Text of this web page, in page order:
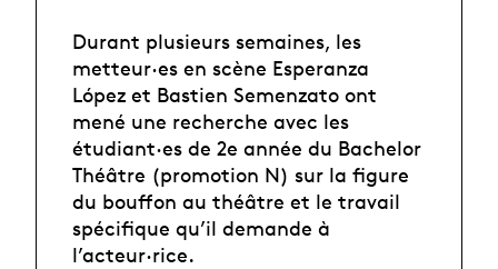
Durant plusieurs semaines, les
metteur·es en scène Esperanza
López et Bastien Semenzato ont
mené une recherche avec les
étudiant·es de 2e année du Bachelor
Théâtre (promotion N) sur la figure
du bouffon au théâtre et le travail
spécifique qu’il demande à
l’acteur·rice.